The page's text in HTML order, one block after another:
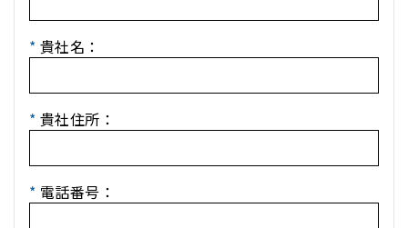
* 貴社名：
* 貴社住所：
* 電話番号：